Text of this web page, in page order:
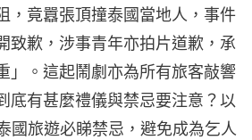
，竟囂張頂撞泰國當地人，事件
致歉，涉事青年亦拍片道歉，承
」。這起鬧劇亦為所有旅客敲響
底有甚麼禮儀與禁忌要注意？以
國旅遊必睇禁忌，避免成為乞人